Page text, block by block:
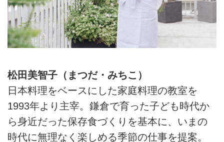
松田美智子（まつだ・みちこ）
日本料理をベースにした家庭料理の教室を
1993年より主宰。鎌倉で育った子ども時代か
ら身近だった保存食づくりを基本に、いまの
時代に無理なく楽しめる季節の仕事を提案。